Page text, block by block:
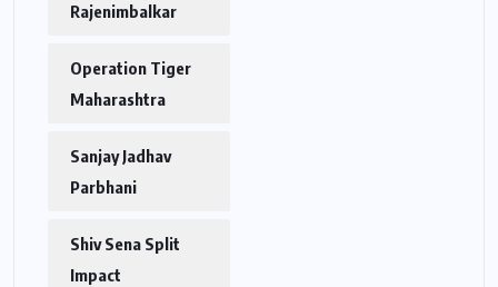
Rajenimbalkar
Operation Tiger
Maharashtra
Sanjay Jadhav
Parbhani
Shiv Sena Split
Impact